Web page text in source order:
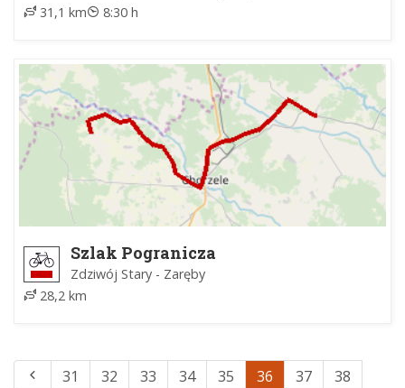
31,1 km
8:30 h
Szlak Pogranicza
Zdziwój Stary - Zaręby
28,2 km
31 32 33 34 35 36 37
38